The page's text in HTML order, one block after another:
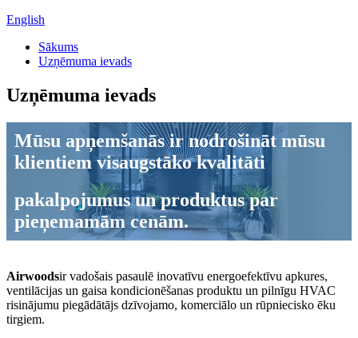
English
Sākums
Uzņēmuma ievads
Uzņēmuma ievads
Mūsu apņemšanās ir nodrošināt mūsu
klientiem visaugstāko kvalitāti
pakalpojumus un produktus par
pieņemamām cenām.
Airwoodsir vadošais pasaulē inovatīvu energoefektīvu apkures,
ventilācijas un gaisa kondicionēšanas produktu un pilnīgu HVAC
risinājumu piegādātājs dzīvojamo, komerciālo un rūpniecisko ēku
tirgiem.